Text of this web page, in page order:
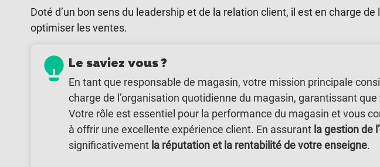
Doté d’un bon sens du leadership et de la relation client, il est en charge
optimiser les ventes.
Le saviez vous ?
En tant que responsable de magasin, votre mission principale
charge de l’organisation quotidienne du magasin, garantissant
Votre rôle est essentiel pour la performance du magasin et vous
à offrir une excellente expérience client. En assurant la gestion de
significativement la réputation et la rentabilité de votre enseigne.